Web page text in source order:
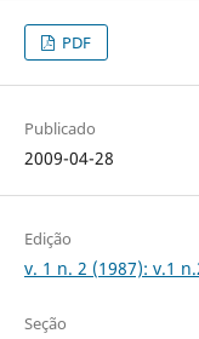
PDF
Publicado
2009-04-28
Edição
v. 1 n. 2 (1987): v.1
Seção